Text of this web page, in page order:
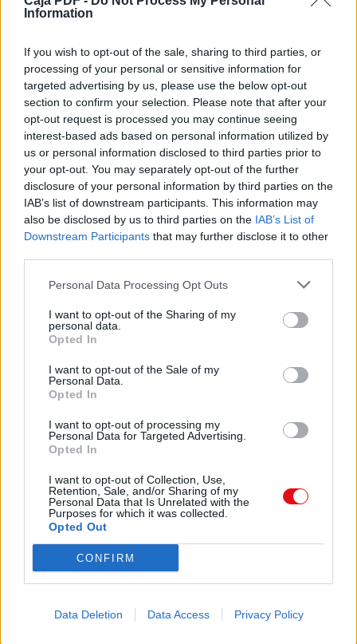
Information
If you wish to opt-out of the sale, sharing to third parties, or
processing of your personal or sensitive information for
targeted advertising by us, please use the below opt-out
section to confirm your selection. Please note that after your
opt-out request is processed you may continue seeing
interest-based ads based on personal information utilized by
us or personal information disclosed to third parties prior to
your opt-out. You may separately opt-out of the further
disclosure of your personal information by third parties on the
IAB’s list of downstream participants. This information may
also be disclosed by us to third parties on the IAB’s List of
Downstream Participants that may further disclose it to other
Personal Data Processing Opt Outs
I want to opt-out of the Sharing of my
personal data.
Opted In
I want to opt-out of the Sale of my
Personal Data.
Opted In
I want to opt-out of processing my
Personal Data for Targeted Advertising.
Opted In
I want to opt-out of Collection, Use,
Retention, Sale, and/or Sharing of my
Personal Data that Is Unrelated with the
Purposes for which it was collected.
Opted Out
CONFIRM
Data Deletion Data Access Privacy Policy
La mayoría de los documentos populares:
MANGO Camisetas&Tops .pdf(20310 veces)
MANGO Vestidos .pdf(14559 veces)
Un,dos,tres...Â¡mÃºsica! (preview) .pdf(12532 veces)
Access Lighting Catalog 25 .pdf(11183 veces)
NÂº1 .pdf(10534 veces)
Ver todos los documentos enviados en Agosto 2014 >
Septiembre 2014(75 archivos públicos)
La mayoría de los documentos populares:
lista.jurados.electorales.lapaz.bolivia.2014 .pdf
(31374
Revista Kaminu Limay III .pdf(15093 veces)
CARTAS DESDE EL CIELO .pdf
Ver todos los documentos enviados en Septiembre 2014 >
La mayoría de los documentos populares:
EMT 2015 (2) .pdf
(19295 veces)
PEM2005 .pdf(18392 veces)
Curso de Hebreo Avanzado .pdf
PTEM 2012 ReorganizaciÃ³n Curricular (Final) .pdf(16778
Ver todos los documentos enviados en Octubre 2014 >
Noviembre 2014(298 archivos